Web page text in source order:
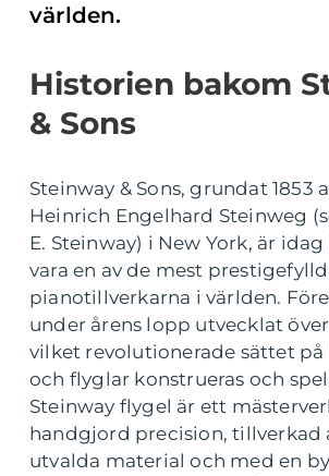
världen.
Historien bakom
& Sons
Steinway & Sons, grundat 1853
Heinrich Engelhard Steinweg
E. Steinway) i New York, är
vara en av de mest
pianotillverkarna i världen.
under årens lopp utvecklat
vilket revolutionerade sättet på
och flyglar konstrueras och
Steinway flygel är ett
handgjord precision, tillverkad
utvalda material och med en